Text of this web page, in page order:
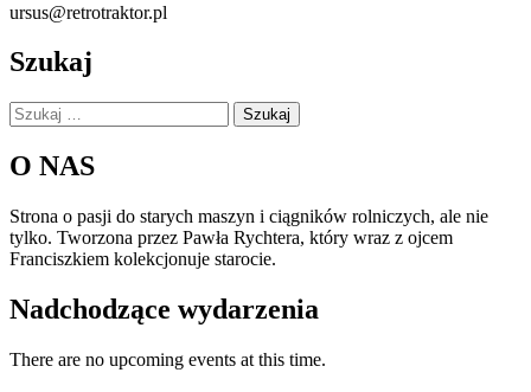
ursus@retrotraktor.pl
Szukaj
Szukaj:
O NAS
Strona o pasji do starych maszyn i ciągników rolniczych, ale nie
tylko. Tworzona przez Pawła Rychtera, który wraz z ojcem
Franciszkiem kolekcjonuje starocie.
Nadchodzące wydarzenia
There are no upcoming events at this time.